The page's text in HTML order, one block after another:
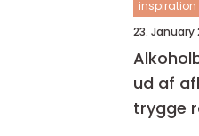
inspiration
23. January
ud af
trygge